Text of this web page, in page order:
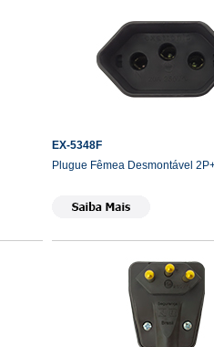
EX-5348F
Plugue Fêmea Desmontável